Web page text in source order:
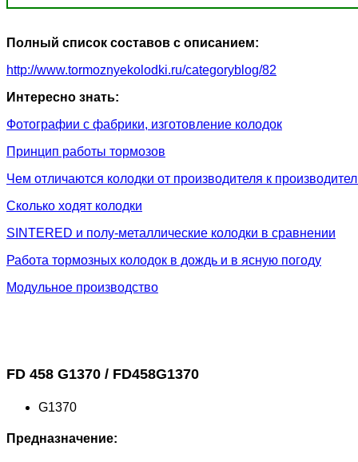
Полный список составов с описанием:
http://www.tormoznyekolodki.ru/categoryblog/82
Интересно знать:
Фотографии с фабрики, изготовление колодок
Принцип работы тормозов
Чем отличаются колодки от производителя к
Сколько ходят колодки
SINTERED и полу-металлические колодки в сравнении
Работа тормозных колодок в дождь и в ясную погоду
Модульное производство
FD 458 G1370 / FD458G1370
G1370
Предназначение: